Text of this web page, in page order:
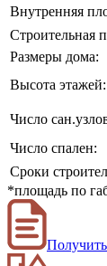
Внутренняя
Строительная
Размеры дома:
Высота этажей:
Число
Число спален:
Сроки
*площадь по